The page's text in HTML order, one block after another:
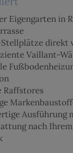
Eigengarten in
direkt
Vaillant-
Raffstores
Ausführung
nach